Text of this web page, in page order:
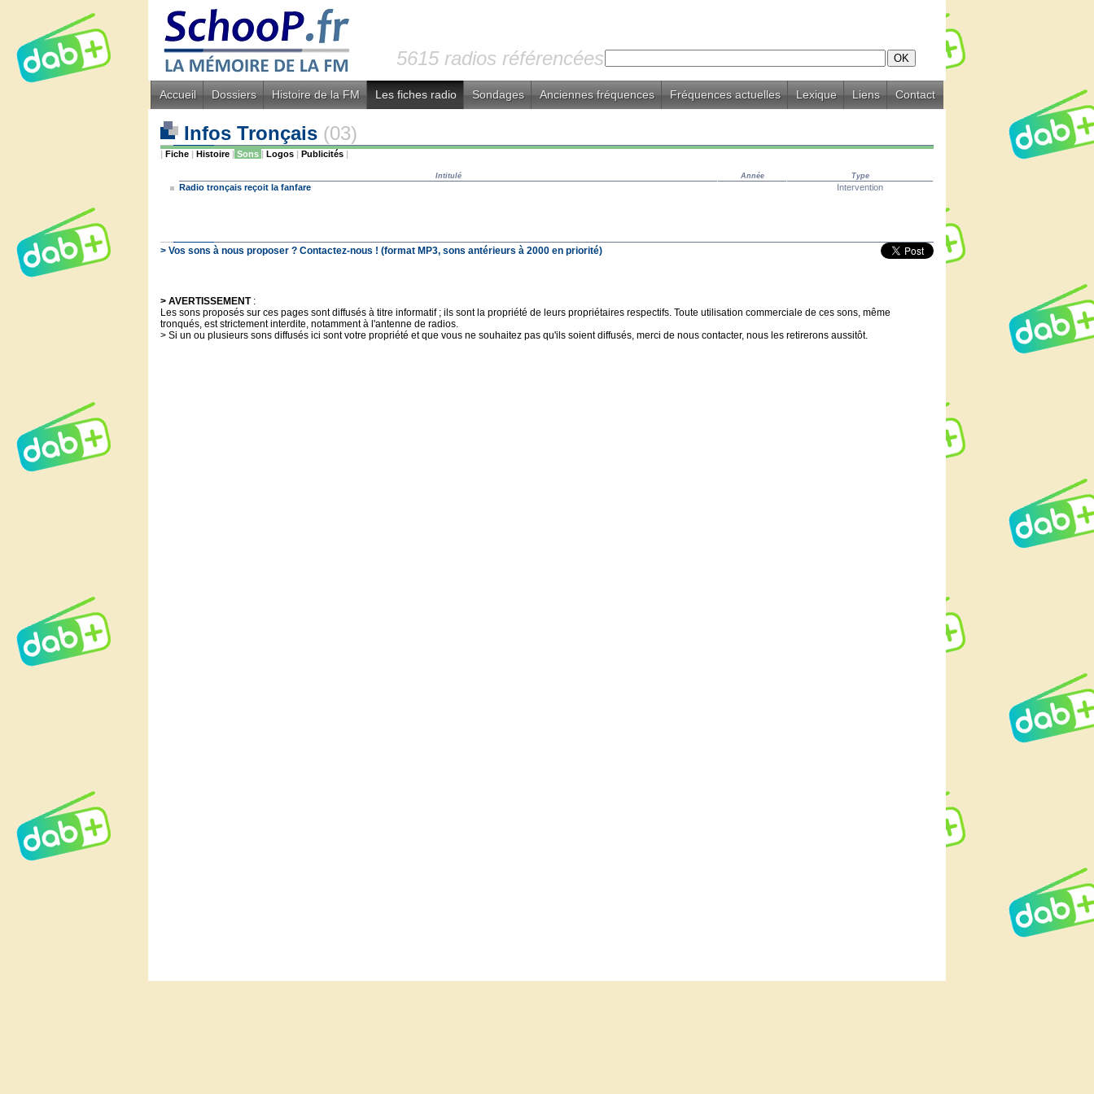
5615 radios référencées
Accueil Dossiers Histoire de la FM Les fiches radio Sondages Anciennes fréquences Fréquences actuelles Lexique Liens Contact
Infos Tronçais (03)
| Fiche | Histoire | Sons | Logos | Publicités |
Intitulé Année Type
Radio tronçais reçoit la fanfare Intervention
> Vos sons à nous proposer ? Contactez-nous ! (format MP3, sons antérieurs à 2000 en priorité)
> AVERTISSEMENT:
Les sons proposés sur ces pages sont diffusés à titre informatif ; ils sont la propriété de leurs propriétaires respectifs. Toute utilisation commerciale de ces sons, même
tronqués, est strictement interdite, notamment à l'antenne de radios.
> Si un ou plusieurs sons diffusés ici sont votre propriété et que vous ne souhaitez pas qu'ils soient diffusés, merci de nous contacter, nous les retirerons aussitôt.